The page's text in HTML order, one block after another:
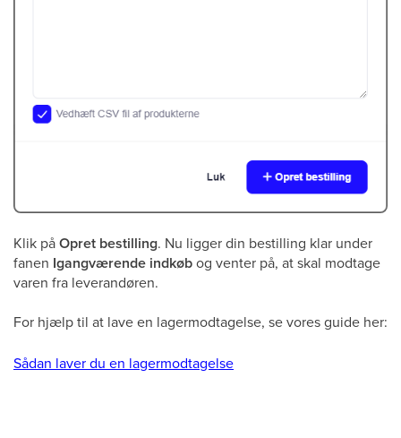
Klik påOpret bestilling. Nu ligger din bestilling klar under
fanen Igangværende indkøbog venter på, at skal modtage
varen fra leverandøren.
For hjælp til at lave en lagermodtagelse, se vores guide her:
Sådan laver du en lagermodtagelse